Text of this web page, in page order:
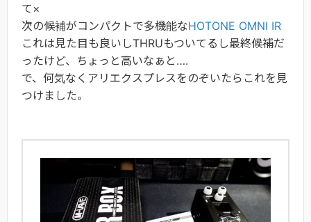
て×
次の候補がコンパクトで多機能なHOTONE OMNI IR
これは見た目も良いしTHRUもついてるし最終候補だ
ったけど、ちょっと高いなぁと….
で、何気なくアリエクスプレスをのぞいたらこれを見
つけました。